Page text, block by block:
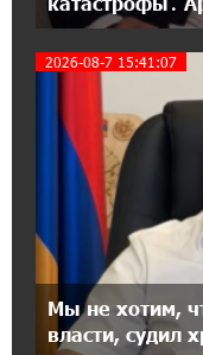
12:56:04
предложением
21:45:09
IDBank
15:50:50
2026-08-7 15:41:07
Мы не хотим,
власти, судил